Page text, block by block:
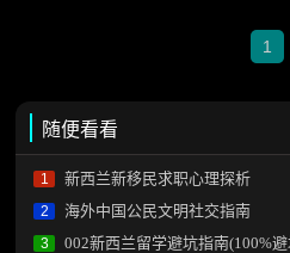
1
随便看看
1 新西兰新移民求职心理探析
2 海外中国公民文明社交指南
3 002新西兰留学避坑指南(100%